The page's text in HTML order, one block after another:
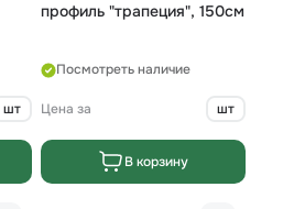
шт
профиль "трапеция", 150см
Посмотреть наличие
Цена за шт
В корзину